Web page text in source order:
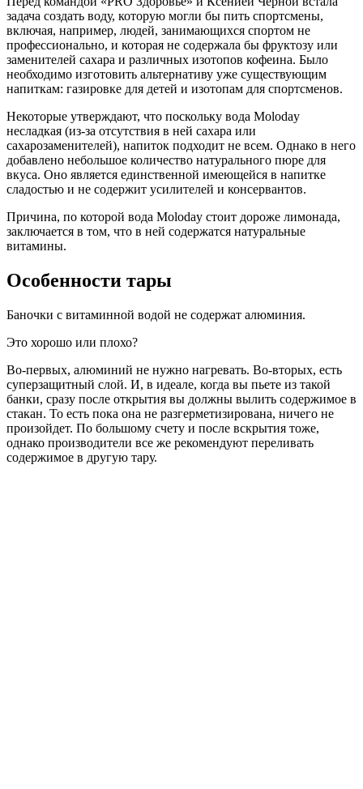
задача создать воду, которую могли бы пить спортсмены,
включая, например, людей, занимающихся спортом не
профессионально, и которая не содержала бы фруктозу или
заменителей сахара и различных изотопов кофеина. Было
необходимо изготовить альтернативу уже существующим
напиткам: газировке для детей и изотопам для спортсменов.
Некоторые утверждают, что поскольку вода Moloday
несладкая (из-за отсутствия в ней сахара или
сахарозаменителей), напиток подходит не всем. Однако в него
добавлено небольшое количество натурального пюре для
вкуса. Оно является единственной имеющейся в напитке
сладостью и не содержит усилителей и консервантов.
Причина, по которой вода Moloday стоит дороже лимонада,
заключается в том, что в ней содержатся натуральные
витамины.
Особенности тары
Баночки с витаминной водой не содержат алюминия.
Это хорошо или плохо?
Во-первых, алюминий не нужно нагревать. Во-вторых, есть
суперзащитный слой. И, в идеале, когда вы пьете из такой
банки, сразу после открытия вы должны вылить содержимое в
стакан. То есть пока она не разгерметизирована, ничего не
произойдет. По большому счету и после вскрытия тоже,
однако производители все же рекомендуют переливать
содержимое в другую тару.